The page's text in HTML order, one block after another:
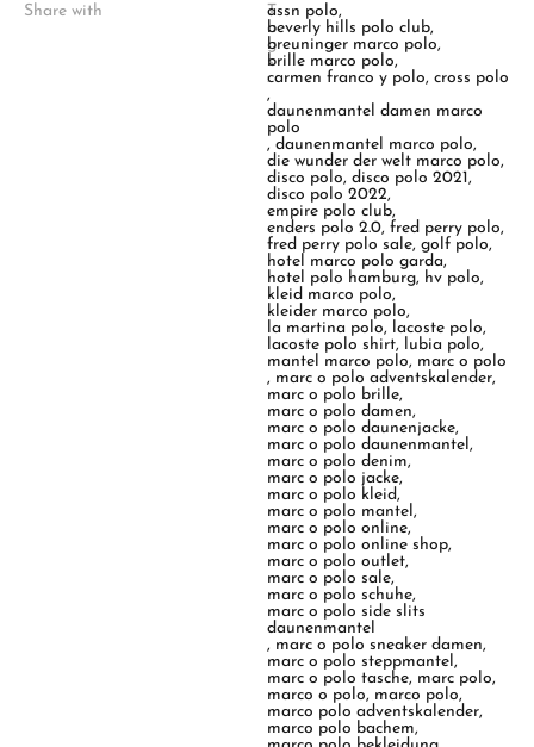
Share with
T
a
g
s
:
assn polo,
beverly hills polo club,
breuninger marco polo,
brille marco polo,
carmen franco y polo,cross polo
,
daunenmantel damen marco
polo
,daunenmantel marco polo,
die wunder der welt marco polo,
disco polo,disco polo 2021,
disco polo 2022,
empire polo club,
enders polo 2.0,fred perry polo,
fred perry polo sale,golf polo,
hotel marco polo garda,
hotel polo hamburg, hv polo,
kleid marco polo,
kleider marco polo,
la martina polo, lacoste polo,
lacoste polo shirt, lubia polo,
mantel marco polo, marc o polo
, marc o polo adventskalender,
marc o polo brille,
marc o polo damen,
marc o polo daunenjacke,
marc o polo daunenmantel,
marc o polo denim,
marc o polo jacke,
marc o polo kleid,
marc o polo mantel,
marc o polo online,
marc o polo online shop,
marc o polo outlet,
marc o polo sale,
marc o polo schuhe,
marc o polo side slits
daunenmantel
, marc o polo sneaker damen,
marc o polo steppmantel,
marc o polo tasche, marc polo,
marco o polo, marco polo,
marco polo adventskalender,
marco polo bachem,